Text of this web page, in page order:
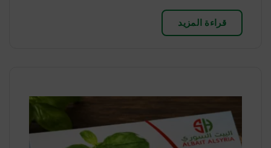
قراءة المزيد